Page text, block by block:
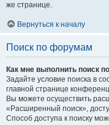
же странице.
Вернуться к началу
Поиск по форумам
Как мне выполнить поиск
Задайте условие поиска в
главной странице
Вы можете осуществить
«Расширенный поиск»,
Способ доступа к поиску